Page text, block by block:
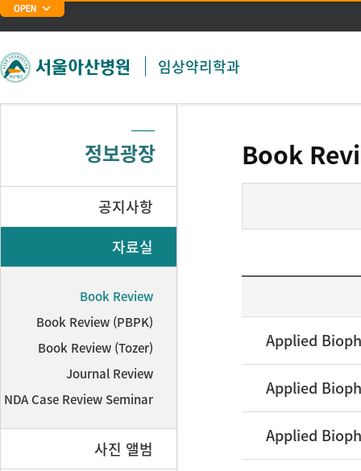
주메뉴 바로가기
본문 바로가기
임상약리학과
정보광장
공지사항
자료실
Book Review
Book Review (PBPK)
Book Review (Tozer)
Journal Review
NDA Case Review Seminar
사진 앨범
Book
Applied
Applied
Applied